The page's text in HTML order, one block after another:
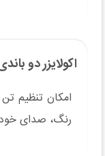
اکولایزر دو
رنگ، صدای خود